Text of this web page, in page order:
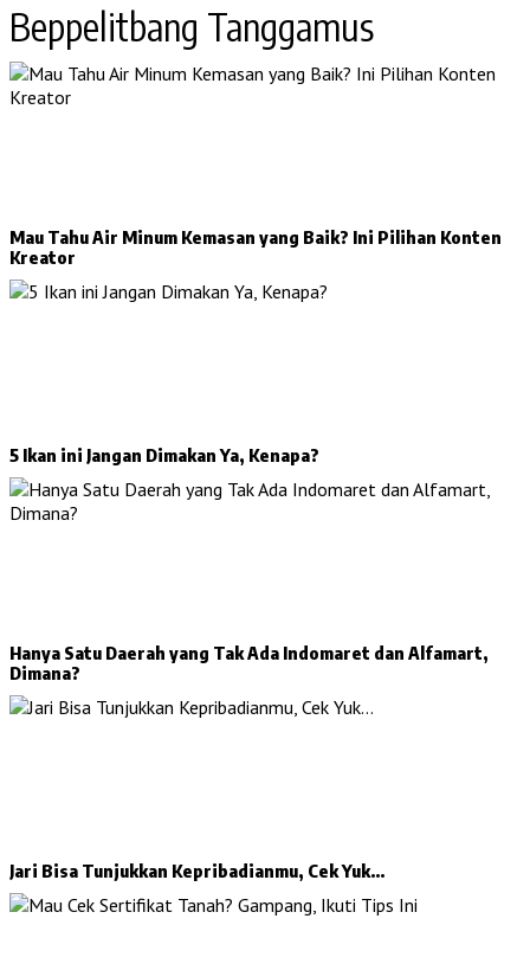
Beppelitbang Tanggamus
Mau Tahu Air Minum Kemasan yang Baik? Ini Pilihan Konten
Kreator
5 Ikan ini Jangan Dimakan Ya, Kenapa?
Hanya Satu Daerah yang Tak Ada Indomaret dan Alfamart,
Dimana?
Jari Bisa Tunjukkan Kepribadianmu, Cek Yuk…